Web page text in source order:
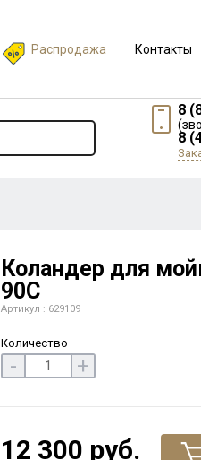
Распродажа Контакты
8
8
Коландер для
90C
Артикул : 629109
Количество
- +
12 300 руб.